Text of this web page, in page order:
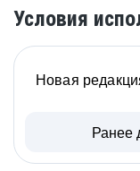
Условия
Новая
Ранее